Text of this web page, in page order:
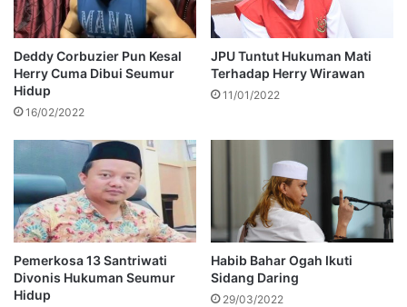
Deddy Corbuzier Pun Kesal
Herry Cuma Dibui Seumur
Hidup
16/02/2022
JPU Tuntut Hukuman Mati
Terhadap Herry Wirawan
11/01/2022
Pemerkosa 13 Santriwati
Divonis Hukuman Seumur
Hidup
Habib Bahar Ogah Ikuti
Sidang Daring
29/03/2022